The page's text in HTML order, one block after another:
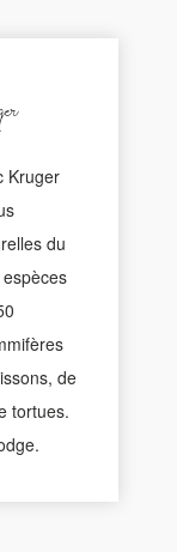
Kruger
du
de
tortues.